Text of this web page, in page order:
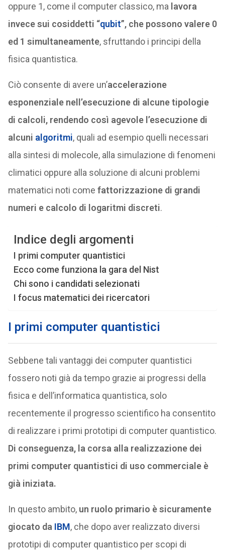
oppure 1, come il computer classico, ma lavora
invece sui cosiddetti “qubit”, che possono valere 0
ed 1 simultaneamente, sfruttando i principi della
fisica quantistica.
Ciò consente di avere un’accelerazione
esponenziale nell’esecuzione di alcune tipologie
di calcoli, rendendo così agevole l’esecuzione di
alcuni algoritmi, quali ad esempio quelli necessari
alla sintesi di molecole, alla simulazione di fenomeni
climatici oppure alla soluzione di alcuni problemi
matematici noti come fattorizzazione di grandi
numeri e calcolo di logaritmi discreti.
Indice degli argomenti
I primi computer quantistici
Ecco come funziona la gara del Nist
Chi sono i candidati selezionati
I focus matematici dei ricercatori
I primi computer quantistici
Sebbene tali vantaggi dei computer quantistici
fossero noti già da tempo grazie ai progressi della
fisica e dell’informatica quantistica, solo
recentemente il progresso scientifico ha consentito
di realizzare i primi prototipi di computer quantistico.
Di conseguenza, la corsa alla realizzazione dei
primi computer quantistici di uso commerciale è
già iniziata.
In questo ambito, un ruolo primario è sicuramente
giocato da IBM, che dopo aver realizzato diversi
prototipi di computer quantistico per scopi di